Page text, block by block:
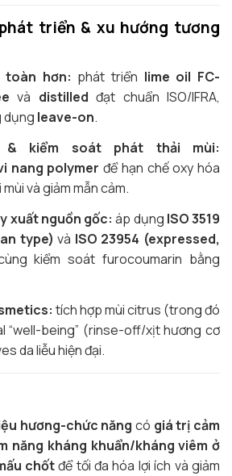
triển & xu hướng tương
toàn hơn: phát triển lime oil FC-
và distilled đạt chuẩn ISO/IFRA,
dụng leave-on.
& kiểm soát phát thải mùi:
nang polymer để hạn chế oxy hóa
và giảm mẫn cảm.
xuất nguồn gốc: áp dụng ISO 3519
type) và ISO 23954 (expressed,
kiểm soát furocoumarin bằng
tích hợp mùi citrus (trong đó
“well-being” (rinse-off/xịt hương cơ
da liễu hiện đại.
hương-chức năng có giá trị cảm
năng kháng khuẩn/kháng viêm ở
chốtđể tối đa hóa lợi ích và giảm